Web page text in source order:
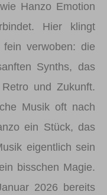
Hanzo Emotion
Hier klingt
verwoben: die
Synths, das
und Zukunft.
Musik oft nach
ein Stück, das
eigentlich sein
bisschen Magie.
2026 bereits